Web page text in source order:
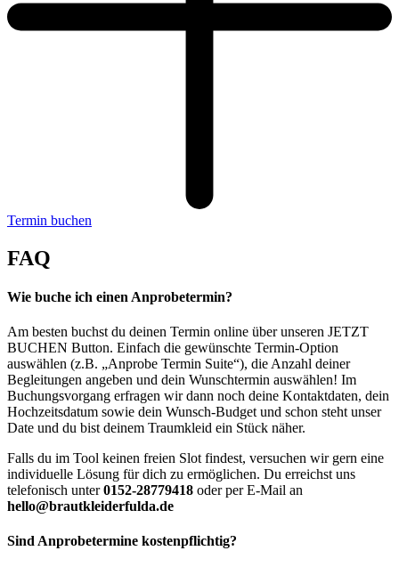
Termin buchen
FAQ
Wie buche ich einen Anprobetermin?
Am besten buchst du deinen Termin online über unseren JETZT
BUCHEN Button. Einfach die gewünschte Termin-Option
auswählen (z.B. „Anprobe Termin Suite“), die Anzahl deiner
Begleitungen angeben und dein Wunschtermin auswählen! Im
Buchungsvorgang erfragen wir dann noch deine Kontaktdaten, dein
Hochzeitsdatum sowie dein Wunsch-Budget und schon steht unser
Date und du bist deinem Traumkleid ein Stück näher.
Falls du im Tool keinen freien Slot findest, versuchen wir gern eine
individuelle Lösung für dich zu ermöglichen. Du erreichst uns
telefonisch unter0152-28779418 oder per E-Mail an
hello@brautkleiderfulda.de
Sind Anprobetermine kostenpflichtig?